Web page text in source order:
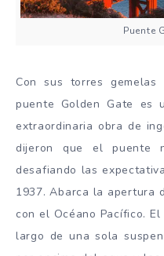
Puente
Con sus torres gemelas
puente Golden Gate es
extraordinaria obra de
dijeron que el puente
desafiando las
1937. Abarca la apertura
con el Océano Pacífico.
largo de una sola